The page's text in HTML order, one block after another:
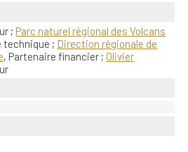
;Parc naturel régional des Volcans
technique ; Direction régionale de
, Partenaire financier ;Olivier